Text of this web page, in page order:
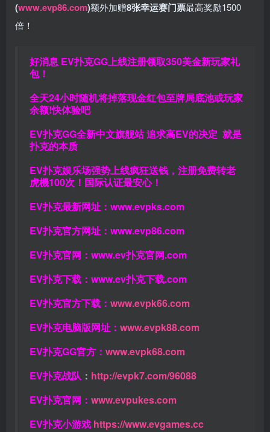
(www.evp86.com)额外加赠8张幸运赛门票最高奖励1500
倍！
好消息 EV扑克GG上线注册领取350美金新玩家礼
包！
全天24小时随机将掉落现金红包至牌局底池或玩家
余额!快体验吧
EV扑克GG全新中文旗舰站追求高EV的决定 就是
扑克的本质
EV扑克娱乐场强势上线疯狂送钱，注册免费转老
虎機100次！国际认证最安心！
EV扑克最新网址： www.evpks.com
EV扑克官方网址： www.evp86.com
EV扑克官网： www.ev扑克官网.com
EV扑克下载： www.ev扑克下载.com
EV扑克官方下载： www.evpk66.com
EV扑克电脑版网址： www.evpk88.com
EV扑克GG官方： www.evpk68.com
EV扑克战队 ： http://evpk7.com/96088
EV扑克官网： www.evpukes.com
EV扑克小游戏 https://www.evgames.cc